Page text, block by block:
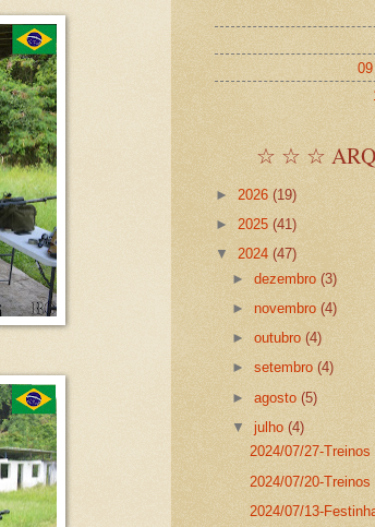
☆ ☆ ☆
► 2026 (19)
► 2025 (41)
▼ 2024 (47)
►dezembro(3)
►novembro(4)
►outubro(4)
►setembro(4)
►agosto(5)
▼julho(4)
2024/07/27-
2024/07/20-Treinos
2024/07/13-